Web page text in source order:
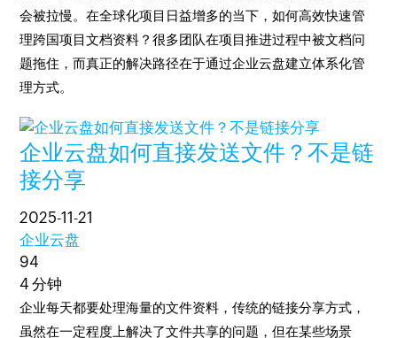
会被拉慢。在全球化项目日益增多的当下，如何高效快速管
理跨国项目文档资料？很多团队在项目推进过程中被文档问
题拖住，而真正的解决路径在于通过企业云盘建立体系化管
理方式。
企业云盘如何直接发送文件？不是链
接分享
2025-11-21
企业云盘
94
4 分钟
企业每天都要处理海量的文件资料，传统的链接分享方式，
虽然在一定程度上解决了文件共享的问题，但在某些场景